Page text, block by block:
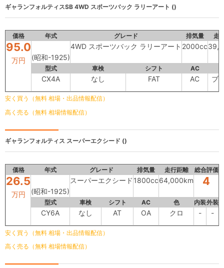
ギャランフォルティスSB 4WD スポーツバック ラリーアート ()
価格 年式 グレード 排気量 走
95.0
万円 (昭和-1925)
4WD スポーツバック ラリーアート 2000cc
型式 車検 シフト AC
CX4A なし FAT AC ブ
安く買う（無料 相場・出品情報配信）
高く売る（無料 相場情報配信）
ギャランフォルティス スーパーエクシード ()
価格 年式 グレード 排気量 走行距離 総合評価
26.5
万円 (昭和-1925)
スーパーエクシード 1800cc64,000km 4
型式 車検 シフト AC 色 内装外装
CY6A なし AT OA クロ - -
安く買う（無料 相場・出品情報配信）
高く売る（無料 相場情報配信）